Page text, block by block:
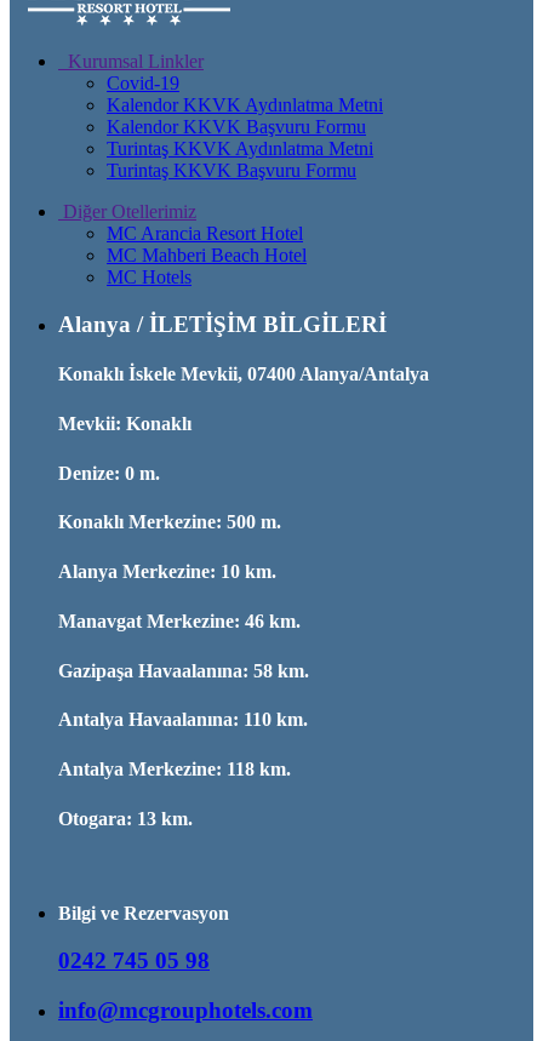
Kurumsal Linkler
Covid-19
Kalendor KKVK Aydınlatma Metni
Kalendor KKVK Başvuru Formu
Turintaş KKVK Aydınlatma Metni
Turintaş KKVK Başvuru Formu
Diğer Otellerimiz
MC Arancia Resort Hotel
MC Mahberi Beach Hotel
MC Hotels
Alanya / İLETİŞİM BİLGİLERİ
Konaklı İskele Mevkii, 07400 Alanya/Antalya
Mevkii: Konaklı
Denize: 0 m.
Konaklı Merkezine: 500 m.
Alanya Merkezine: 10 km.
Manavgat Merkezine: 46 km.
Gazipaşa Havaalanına: 58 km.
Antalya Havaalanına: 110 km.
Antalya Merkezine: 118 km.
Otogara: 13 km.
Bilgi ve Rezervasyon
0242 745 05 98
info@mcgrouphotels.com